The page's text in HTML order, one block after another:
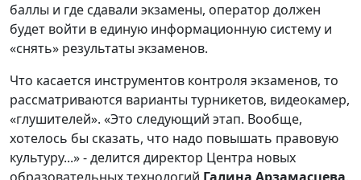
баллы и где сдавали экзамены, оператор должен
будет войти в единую информационную систему и
«снять» результаты экзаменов.
Что касается инструментов контроля экзаменов, то
рассматриваются варианты турникетов, видеокамер,
«глушителей». «Это следующий этап. Вообще,
хотелось бы сказать, что надо повышать правовую
культуру...» - делится директор Центра новых